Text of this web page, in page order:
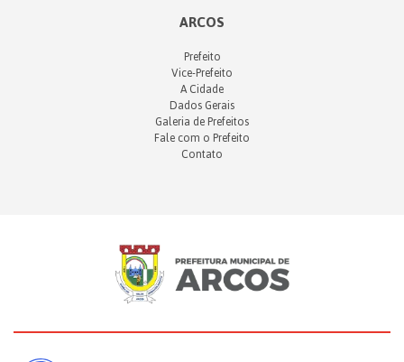
ARCOS
Prefeito
Vice-Prefeito
A Cidade
Dados Gerais
Galeria de Prefeitos
Fale com o Prefeito
Contato